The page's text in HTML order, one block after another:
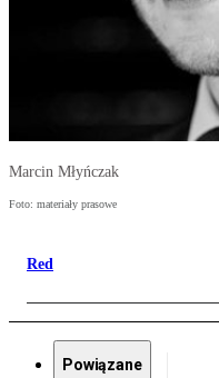
Marcin Młyńczak
Foto: materiały prasowe
Red
Powiązane